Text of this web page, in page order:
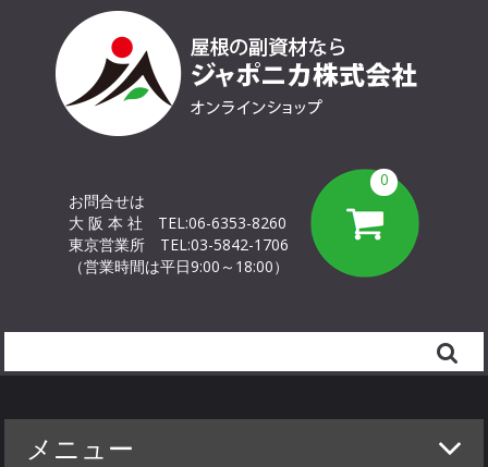
お問合せは
大 阪 本 社 TEL:06-6353-8260
東京営業所 TEL:03-5842-1706
（営業時間は平日9:00～18:00）
0
メニュー